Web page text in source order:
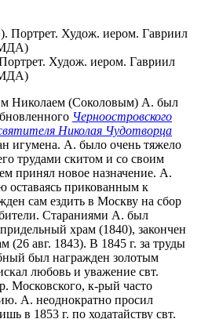
Худож. иером. Гавриил
МДА)
Николаем (Соколовым) А. был
Черноостровского
Николая Чудотворца
игумена. А. было очень тяжело
трудами скитом и со своим
принял новое назначение. А.
оставаясь прикованным к
сам ездить в Москву на сбор
Стараниями А. был
храм (1840), закончен
(26 авг. 1843). В 1845 г. за труды
был награжден золотым
любовь и уважение свт.
Московского, к-рый часто
А. неоднократно просил
в 1853 г. по ходатайству свт.